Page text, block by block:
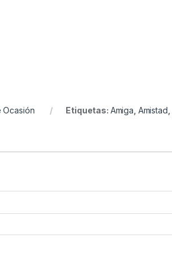
Ocasión Etiquetas: Amiga Amistad